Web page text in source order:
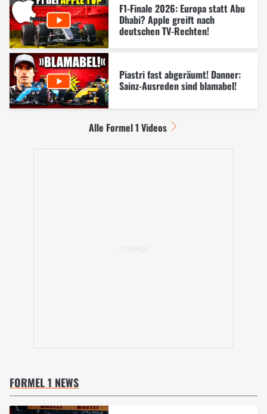
F1-Finale 2026: Europa statt Abu
Dhabi? Apple greift nach
deutschen TV-Rechten!
Piastri fast abgeräumt! Danner:
Sainz-Ausreden sind blamabel!
Alle Formel 1 Videos
FORMEL 1 NEWS